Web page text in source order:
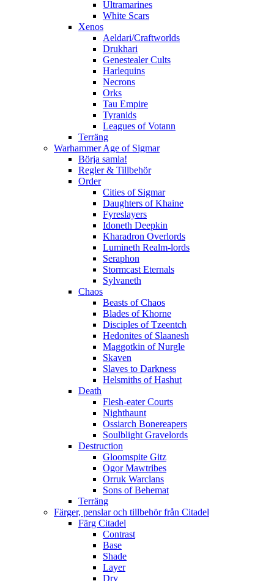
Ultramarines
White Scars
Xenos
Aeldari/Craftworlds
Drukhari
Genestealer Cults
Harlequins
Necrons
Orks
Tau Empire
Tyranids
Leagues of Votann
Terräng
Warhammer Age of Sigmar
Börja samla!
Regler & Tillbehör
Order
Cities of Sigmar
Daughters of Khaine
Fyreslayers
Idoneth Deepkin
Kharadron Overlords
Lumineth Realm-lords
Seraphon
Stormcast Eternals
Sylvaneth
Chaos
Beasts of Chaos
Blades of Khorne
Disciples of Tzeentch
Hedonites of Slaanesh
Maggotkin of Nurgle
Skaven
Slaves to Darkness
Helsmiths of Hashut
Death
Flesh-eater Courts
Nighthaunt
Ossiarch Bonereapers
Soulblight Gravelords
Destruction
Gloomspite Gitz
Ogor Mawtribes
Orruk Warclans
Sons of Behemat
Terräng
Färger, penslar och tillbehör från Citadel
Färg Citadel
Contrast
Base
Shade
Layer
Dry